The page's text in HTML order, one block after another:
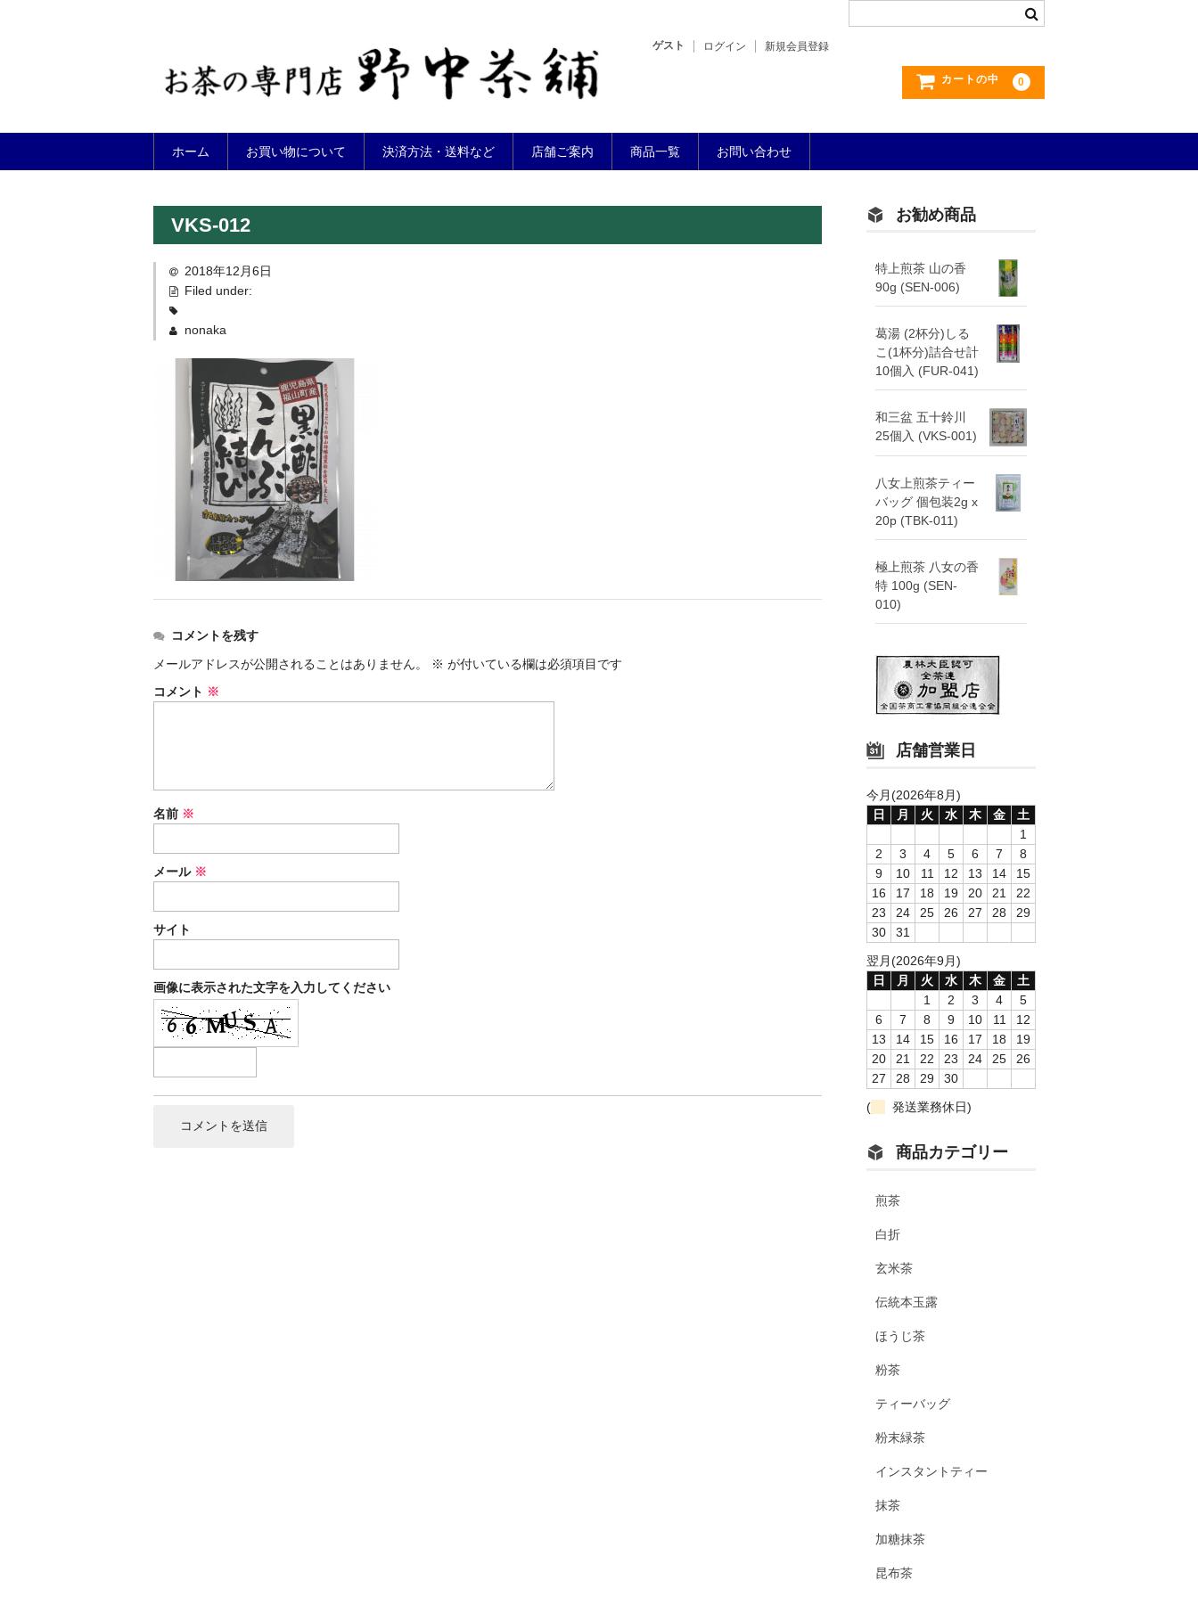
ゲスト ログイン 新規会員登録
カートの中 0
ホーム お買い物について 決済方法・送料など 店舗ご案内 商品一覧 お問い合わせ
VKS-012
2018年12月6日
Filed under:
nonaka
コメントを残す
メールアドレスが公開されることはありません。
※ が付いている欄は必須項目です
コメント ※
名前 ※
メール ※
サイト
画像に表示された文字を入力してください
お勧め商品
特上煎茶 山の香
90g (SEN-006)
葛湯 (2杯分)しる
こ(1杯分)詰合せ計
10個入 (FUR-041)
和三盆 五十鈴川
25個入 (VKS-001)
八女上煎茶ティー
バッグ 個包装2g x
20p (TBK-011)
極上煎茶 八女の香
特 100g (SEN-
010)
店舗営業日
今月(2026年8月)
日
月 火 水 木 金
土
1
2
3 4 5 6 7
8
9
10 11 12 13 14
15
16
17 18 19 20 21
22
23
24 25 26 27 28
29
30
31
翌月(2026年9月)
日
月 火 水 木 金
土
1
2 3 4
5
6
7 8 9 10 11
12
13
14 15 16 17 18
19
20
21 22 23 24 25
26
27
28 29
30
(
発送業務休日)
商品カテゴリー
煎茶
白折
玄米茶
伝統本玉露
ほうじ茶
粉茶
ティーバッグ
粉末緑茶
インスタントティー
抹茶
加糖抹茶
昆布茶